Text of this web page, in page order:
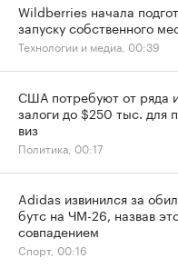
Wildberries начала
запуску собственного
Технологии и медиа, 00:39
США потребуют от ряда
залоги до $250 тыс. для
виз
Политика, 00:17
Adidas извинился за
бутс на ЧМ-26, назвав
совпадением
Спорт, 00:16